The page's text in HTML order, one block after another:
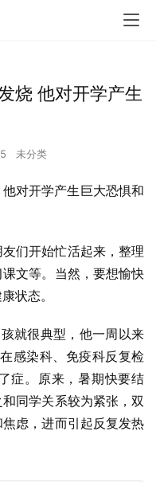
烧 他对开学产生
未分类
对开学产生巨大恐惧和
们开始忙活起来，整理
文等。当然，要想愉快
状态。
就很典型，他一周以来
感染科、免疫科反复检
症。原来，暑期快要结
同学关系较为紧张，双
虑，进而引起反复发热